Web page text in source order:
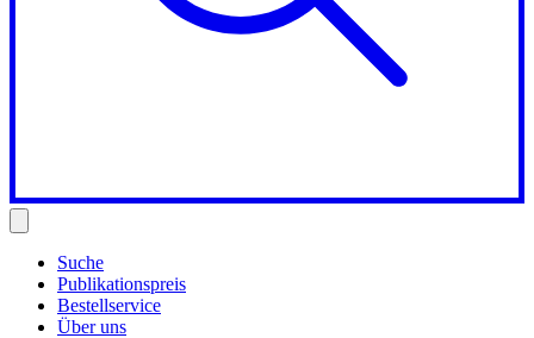
Suche
Publikationspreis
Bestellservice
Über uns